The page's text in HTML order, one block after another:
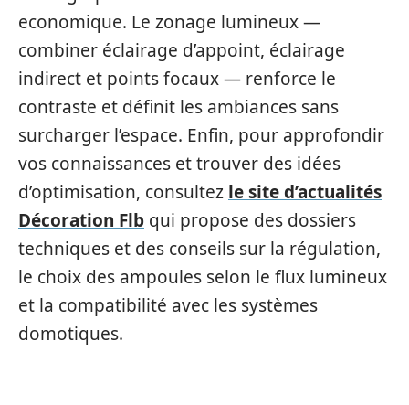
economique. Le zonage lumineux —
combiner éclairage d’appoint, éclairage
indirect et points focaux — renforce le
contraste et définit les ambiances sans
surcharger l’espace. Enfin, pour approfondir
vos connaissances et trouver des idées
d’optimisation, consultez le site d’actualités
Décoration Flb qui propose des dossiers
techniques et des conseils sur la régulation,
le choix des ampoules selon le flux lumineux
et la compatibilité avec les systèmes
domotiques.